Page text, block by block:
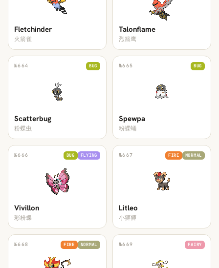
Fletchinder
火箭雀
Talonflame
烈箭鹰
№664 BUG
Scatterbug
粉蝶虫
№665 BUG
Spewpa
粉蝶蛹
№666 BUG FLYING
Vivillon
彩粉蝶
№667 FIRE NORMAL
Litleo
小狮狮
№668 FIRE NORMAL №669 FAIRY